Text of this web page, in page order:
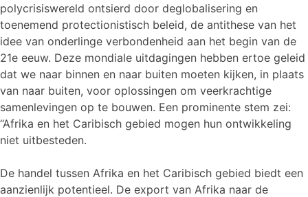
polycrisiswereld ontsierd door deglobalisering en
toenemend protectionistisch beleid, de antithese van het
idee van onderlinge verbondenheid aan het begin van de
21e eeuw. Deze mondiale uitdagingen hebben ertoe geleid
dat we naar binnen en naar buiten moeten kijken, in plaats
van naar buiten, voor oplossingen om veerkrachtige
samenlevingen op te bouwen. Een prominente stem zei:
“Afrika en het Caribisch gebied mogen hun ontwikkeling
niet uitbesteden.
De handel tussen Afrika en het Caribisch gebied biedt een
aanzienlijk potentieel. De export van Afrika naar de